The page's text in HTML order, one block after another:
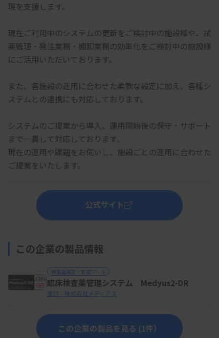
現を支援します。
現在ご利用中のシステムの更新をご検討中の施設様や、試
薬管理・発注業務・棚卸業務の効率化をご検討中の施設様
にご活用いただいております。
また、各施設の運用に合わせた柔軟な設定に加え、各種シ
ステムとの連携にも対応しております。
システムのご提案から導入、運用開始後の保守・サポート
まで一貫して対応しております。
現在の運用や課題をお伺いし、施設ごとの運用に合わせた
ご提案をいたします。
公式サイト
この企業の製品情報
検査室運営・支援ツール
臨床検査薬管理システム Medyus2-DR
提供：株式会社メディアス
この企業の製品を見る (1件）